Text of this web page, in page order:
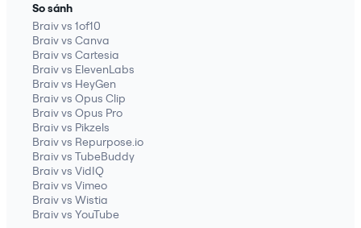
So sánh
Braiv vs 1of10
Braiv vs Canva
Braiv vs Cartesia
Braiv vs ElevenLabs
Braiv vs HeyGen
Braiv vs Opus Clip
Braiv vs Opus Pro
Braiv vs Pikzels
Braiv vs Repurpose.io
Braiv vs TubeBuddy
Braiv vs VidIQ
Braiv vs Vimeo
Braiv vs Wistia
Braiv vs YouTube